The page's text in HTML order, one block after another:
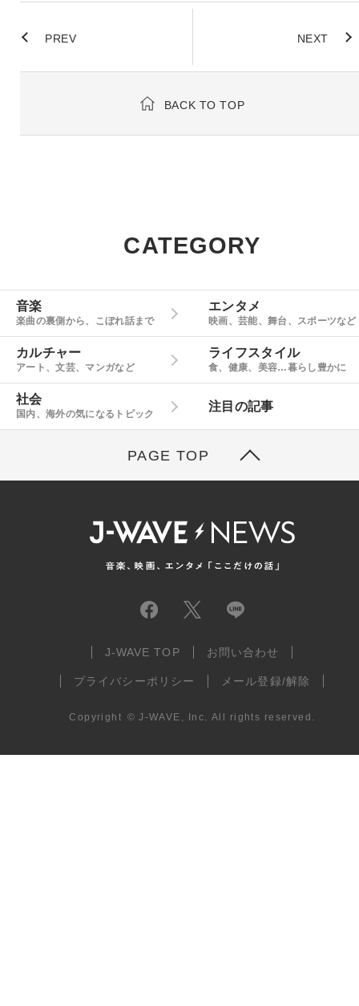
PREV NEXT
BACK TO TOP
CATEGORY
音楽
楽曲の裏側から、こぼれ話まで
エンタメ
映画、芸能、舞台、スポーツなど
カルチャー
アート、文芸、マンガなど
ライフスタイル
食、健康、美容…暮らし豊かに
社会
国内、海外の気になるトピック
注目の記事
PAGE TOP
J-WAVE TOP お問い合わせ
プライバシーポリシー メール登録/解除
Copyright © J-WAVE, Inc. All rights reserved.